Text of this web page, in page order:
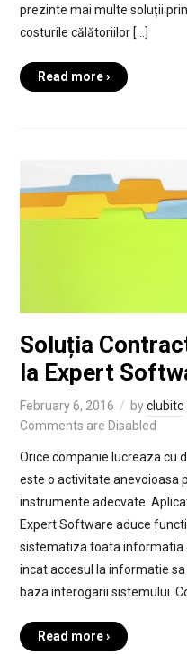
prezinte mai multe soluții
costurile călătoriilor […]
Read more ›
Soluția
la Expert
February 6, 2016 byclubitc
Comments are Disabled
Orice companie lucreaza cu
este o activitate anevoioasa
instrumente adecvate.
Expert Software aduce
sistematiza toata informatia
incat accesul la informatie
baza interogarii sistemului.
Read more ›